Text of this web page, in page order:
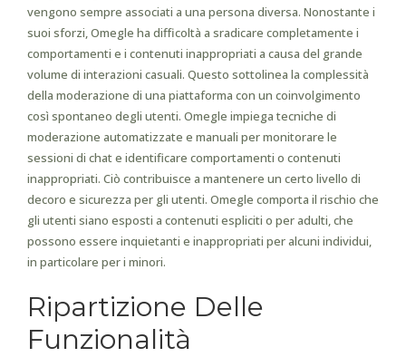
vengono sempre associati a una persona diversa. Nonostante i
suoi sforzi, Omegle ha difficoltà a sradicare completamente i
comportamenti e i contenuti inappropriati a causa del grande
volume di interazioni casuali. Questo sottolinea la complessità
della moderazione di una piattaforma con un coinvolgimento
così spontaneo degli utenti. Omegle impiega tecniche di
moderazione automatizzate e manuali per monitorare le
sessioni di chat e identificare comportamenti o contenuti
inappropriati. Ciò contribuisce a mantenere un certo livello di
decoro e sicurezza per gli utenti. Omegle comporta il rischio che
gli utenti siano esposti a contenuti espliciti o per adulti, che
possono essere inquietanti e inappropriati per alcuni individui,
in particolare per i minori.
Ripartizione Delle
Funzionalità